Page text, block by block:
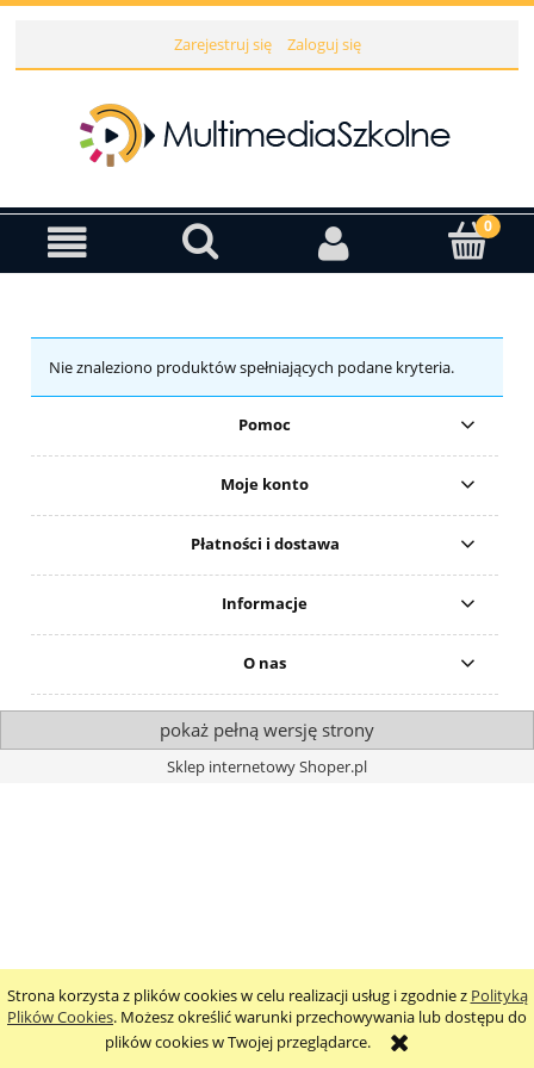
Strona korzysta z plików cookies w celu realizacji usług i zgodnie z Polityką
Plików Cookies. Możesz określić warunki przechowywania lub dostępu do
plików cookies w Twojej przeglądarce.
Zarejestruj się Zaloguj się
Nie znaleziono produktów spełniających podane kryteria.
Pomoc
Moje konto
Płatności i dostawa
Informacje
O nas
pokaż pełną wersję strony
Sklep internetowy Shoper.pl